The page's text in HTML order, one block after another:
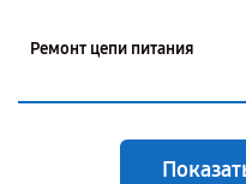
Ремонт цепи питания